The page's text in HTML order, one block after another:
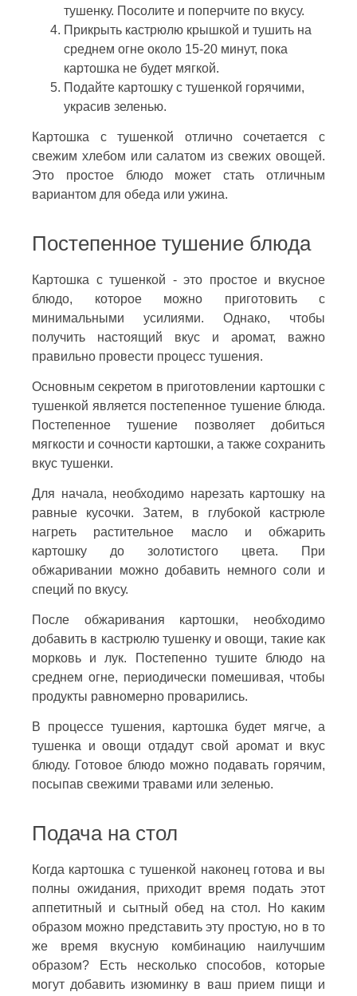
тушенку. Посолите и поперчите по вкусу.
Прикрыть кастрюлю крышкой и тушить на
среднем огне около 15-20 минут, пока
картошка не будет мягкой.
Подайте картошку с тушенкой горячими,
украсив зеленью.
Картошка с тушенкой отлично сочетается с
свежим хлебом или салатом из свежих овощей.
Это простое блюдо может стать отличным
вариантом для обеда или ужина.
Постепенное тушение блюда
Картошка с тушенкой - это простое и вкусное
блюдо, которое можно приготовить с
минимальными усилиями. Однако, чтобы
получить настоящий вкус и аромат, важно
правильно провести процесс тушения.
Основным секретом в приготовлении картошки с
тушенкой является постепенное тушение блюда.
Постепенное тушение позволяет добиться
мягкости и сочности картошки, а также сохранить
вкус тушенки.
Для начала, необходимо нарезать картошку на
равные кусочки. Затем, в глубокой кастрюле
нагреть растительное масло и обжарить
картошку до золотистого цвета. При
обжаривании можно добавить немного соли и
специй по вкусу.
После обжаривания картошки, необходимо
добавить в кастрюлю тушенку и овощи, такие как
морковь и лук. Постепенно тушите блюдо на
среднем огне, периодически помешивая, чтобы
продукты равномерно проварились.
В процессе тушения, картошка будет мягче, а
тушенка и овощи отдадут свой аромат и вкус
блюду. Готовое блюдо можно подавать горячим,
посыпав свежими травами или зеленью.
Подача на стол
Когда картошка с тушенкой наконец готова и вы
полны ожидания, приходит время подать этот
аппетитный и сытный обед на стол. Но каким
образом можно представить эту простую, но в то
же время вкусную комбинацию наилучшим
образом? Есть несколько способов, которые
могут добавить изюминку в ваш прием пищи и